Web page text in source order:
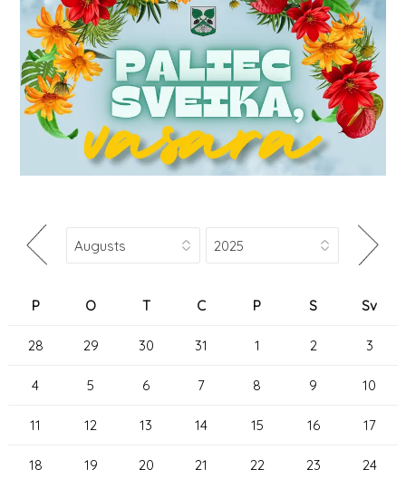
P O T C P S Sv
28 29 30 31 1 2 3
4 5 6 7 8 9 10
11 12 13 14 15 16 17
18 19 20 21 22 23 24